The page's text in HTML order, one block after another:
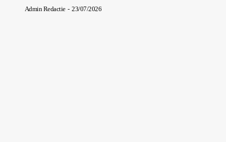
Admin Redactie - 23/07/2026